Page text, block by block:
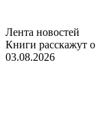
Лента новостей
Книги расскажут о
03.08.2026